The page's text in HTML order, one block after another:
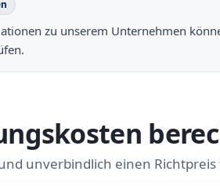
zu unserem Unternehmen
unverbindlich einen